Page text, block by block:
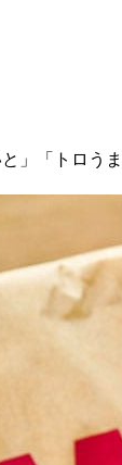
と」「トロう